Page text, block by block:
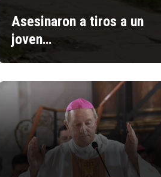
Asesinaron a tiros a un
joven…